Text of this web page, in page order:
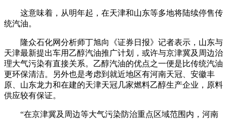
这意味着，从明年起，在天津和山东等多地将陆续停售传
统汽油。
隆众石化网分析师丁旭向《证券日报》记者表示，山东与
天津最新提出车用乙醇汽油推广计划，或许与京津冀及周边治
理大气污染有直接关系。乙醇汽油的优点之一便是比传统汽油
更环保清洁。另外也是考虑到就近地区有河南天冠、安徽丰
原、山东龙力和在建的天津天冠几家燃料乙醇生产企业，原料
供应较有保证。
“在京津冀及周边等大气污染防治重点区域范围内，河南